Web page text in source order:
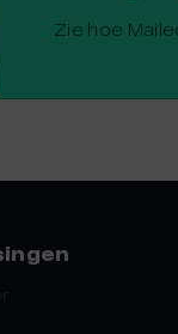
Zie hoe